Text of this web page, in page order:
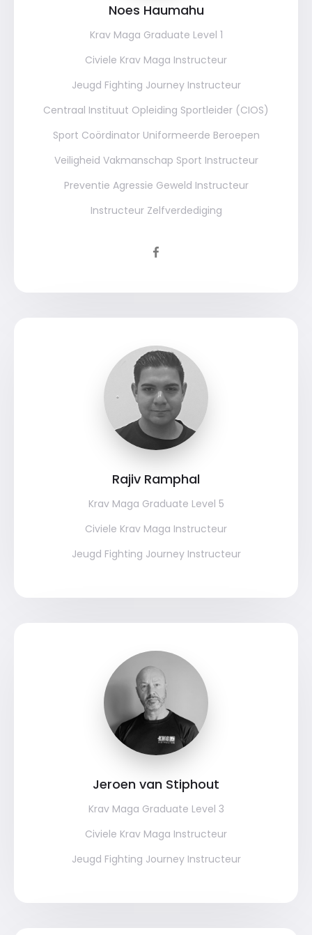
Noes Haumahu
Krav Maga Graduate Level 1
Civiele Krav Maga Instructeur
Jeugd Fighting Journey Instructeur
Centraal Instituut Opleiding Sportleider (CIOS)
Sport Coördinator Uniformeerde Beroepen
Veiligheid Vakmanschap Sport Instructeur
Preventie Agressie Geweld Instructeur
Instructeur Zelfverdediging
Rajiv Ramphal
Krav Maga Graduate Level 5
Civiele Krav Maga Instructeur
Jeugd Fighting Journey Instructeur
Jeroen van Stiphout
Krav Maga Graduate Level 3
Civiele Krav Maga Instructeur
Jeugd Fighting Journey Instructeur